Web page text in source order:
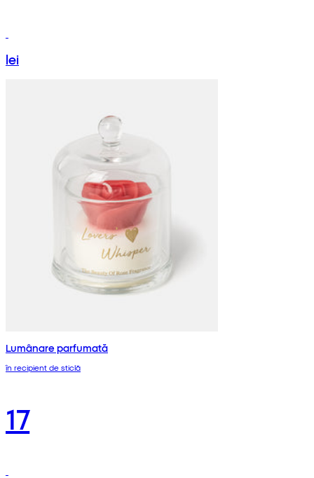
lei
Lumânare parfumată
în recipient de sticlă
17